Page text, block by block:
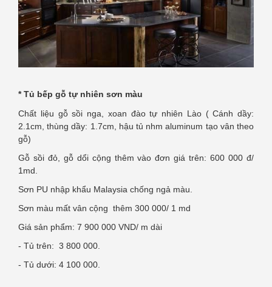
* Tủ bếp gỗ tự nhiên sơn màu
Chất liệu gỗ sồi nga, xoan đào tự nhiên Lào ( Cánh dầy:
2.1cm, thùng dầy: 1.7cm, hậu tủ nhm aluminum tạo vân theo
gỗ)
Gỗ sồi đỏ, gỗ dổi cộng thêm vào đơn giá trên: 600 000 đ/
1md.
Sơn PU nhập khẩu Malaysia chống ngả màu.
Sơn màu mất vân cộng thêm 300 000/ 1 md
Giá sản phẩm: 7 900 000 VND/ m dài
- Tủ trên: 3 800 000.
- Tủ dưới: 4 100 000.